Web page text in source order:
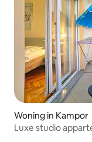
Woning in Kampor
Luxe studio